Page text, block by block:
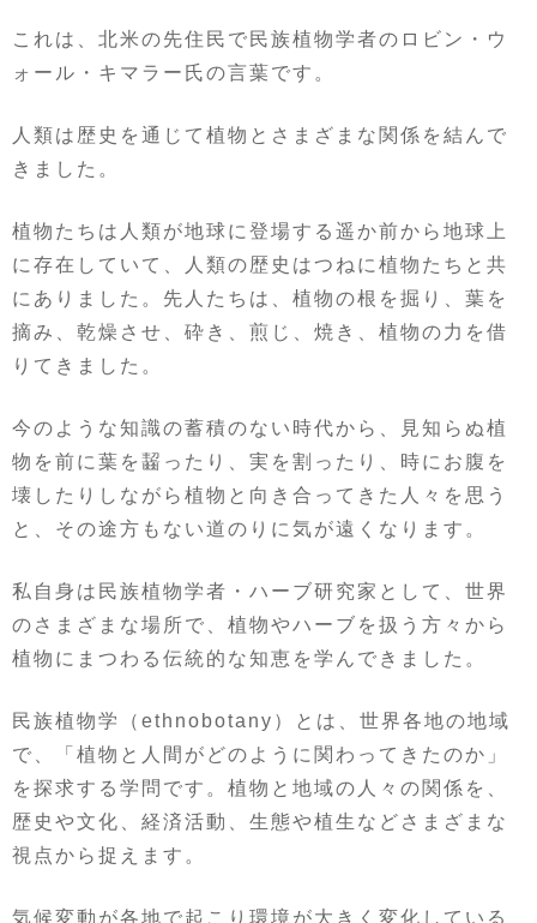
これは、北米の先住民で民族植物学者のロビン・ウ
ォール・キマラー氏の言葉です。
人類は歴史を通じて植物とさまざまな関係を結んで
きました。
植物たちは人類が地球に登場する遥か前から地球上
に存在していて、人類の歴史はつねに植物たちと共
にありました。先人たちは、植物の根を掘り、葉を
摘み、乾燥させ、砕き、煎じ、焼き、植物の力を借
りてきました。
今のような知識の蓄積のない時代から、見知らぬ植
物を前に葉を齧ったり、実を割ったり、時にお腹を
壊したりしながら植物と向き合ってきた人々を思う
と、その途方もない道のりに気が遠くなります。
私自身は民族植物学者・ハーブ研究家として、世界
のさまざまな場所で、植物やハーブを扱う方々から
植物にまつわる伝統的な知恵を学んできました。
民族植物学（ethnobotany）とは、世界各地の地域
で、「植物と人間がどのように関わってきたのか」
を探求する学問です。植物と地域の人々の関係を、
歴史や文化、経済活動、生態や植生などさまざまな
視点から捉えます。
気候変動が各地で起こり環境が大きく変化している